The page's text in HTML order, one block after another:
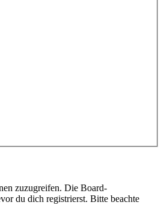
zuzugreifen. Die Board-
du dich registrierst. Bitte beachte